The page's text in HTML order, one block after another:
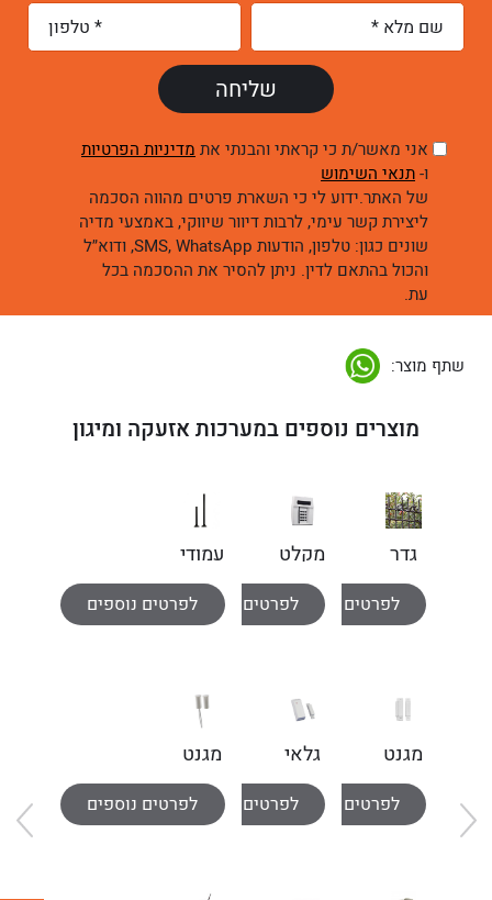
אני מאשר/ת כי קראתי והבנתי את מדיניות הפרטיות
ו-תנאי השימוש
של האתר.ידוע לי כי השארת פרטים מהווה הסכמה
ליצירת קשר עימי, לרבות דיוור שיווקי, באמצעי מדיה
שונים כגון: טלפון, הודעות SMS, WhatsApp, ודוא״ל
והכול בהתאם לדין. ניתן להסיר את ההסכמה בכל
עת.
שתף מוצר:
מוצרים נוספים במערכות אזעקה ומיגון
גדר
אלקטרונית
דקורטיבית
לפרטים נוספים
מקלט
אלחוטי
RX-לפרטים נוספים
עמודי
גלאי
דקורטיבים
לפרטים נוספים
מגנט
זעיר
לפרטים נוספים
גלאי
מגנט
אלחוטי
לפרטים נוספים
מגנט
שקוע
לפרטים נוספים